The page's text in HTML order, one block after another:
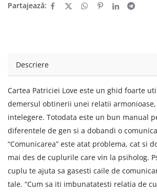
Partajează:
Descriere
Cartea Patriciei Love este un ghid foarte
demersul obtinerii unei relatii
intelegere. Totodata este un bun manual
diferentele de gen si a dobandi o
“Comunicarea” este atat problema, cat si
mai des de cuplurile care vin la psiholog.
cuplu te ajuta sa gasesti caile de
tale. “Cum sa iti imbunatatesti relatia de